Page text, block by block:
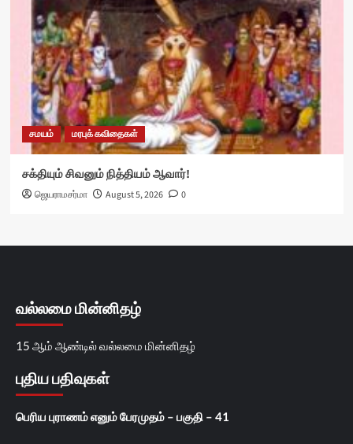
சமயம் மரபுக் கவிதைகள்
சக்தியும் சிவனும் நித்தியம் ஆவார்!
ஜெயராமசர்மா August 5, 2026 0
வல்லமை மின்னிதழ்
15 ஆம் ஆண்டில் வல்லமை மின்னிதழ்
புதிய பதிவுகள்
பெரிய புராணம் எனும் பேரமுதம் – பகுதி – 41